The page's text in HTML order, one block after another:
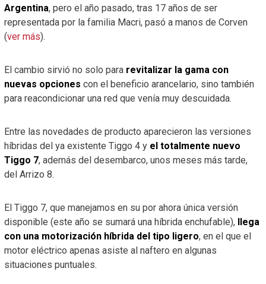
Argentina, pero el año pasado, tras 17 años de ser
representada por la familia Macri, pasó a manos de Corven
(ver más).
El cambio sirvió no solo pararevitalizar la gama con
nuevas opciones con el beneficio arancelario, sino también
para reacondicionar una red que venía muy descuidada.
Entre las novedades de producto aparecieron las versiones
híbridas del ya existente Tiggo 4 y el totalmente nuevo
Tiggo 7, además del desembarco, unos meses más tarde,
del Arrizo 8.
El Tiggo 7, que manejamos en su por ahora única versión
disponible (este año se sumará una híbrida enchufable),llega
con una motorización híbrida del tipo ligero, en el que el
motor eléctrico apenas asiste al naftero en algunas
situaciones puntuales.